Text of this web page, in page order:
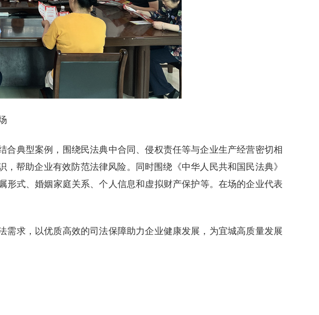
典型案例，围绕民法典中合同、侵权责任等与企业生产经营密切相
帮助企业有效防范法律风险。同时围绕《中华人民共和国民法典》
式、婚姻家庭关系、个人信息和虚拟财产保护等。在场的企业代表
求，以优质高效的司法保障助力企业健康发展，为宜城高质量发展